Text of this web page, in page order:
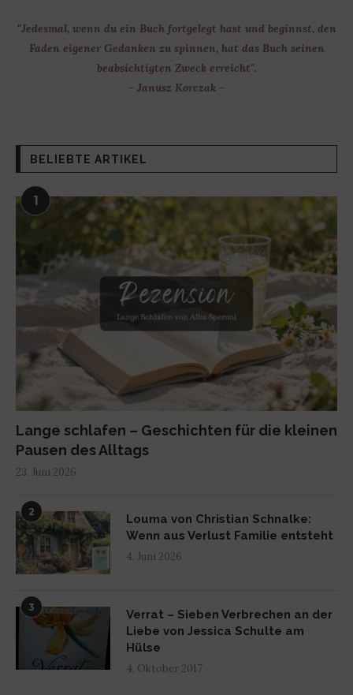
"Jedesmal, wenn du ein Buch fortgelegt hast und beginnst, den
Faden eigener Gedanken zu spinnen, hat das Buch seinen
beabsichtigten Zweck erreicht".
- Janusz Korczak –
BELIEBTE ARTIKEL
1
Lange schlafen – Geschichten für die kleinen
Pausen des Alltags
23. Juni 2026
2
Louma von Christian Schnalke:
Wenn aus Verlust Familie entsteht
4. Juni 2026
3
Verrat – Sieben Verbrechen an der
Liebe von Jessica Schulte am
Hülse
4. Oktober 2017